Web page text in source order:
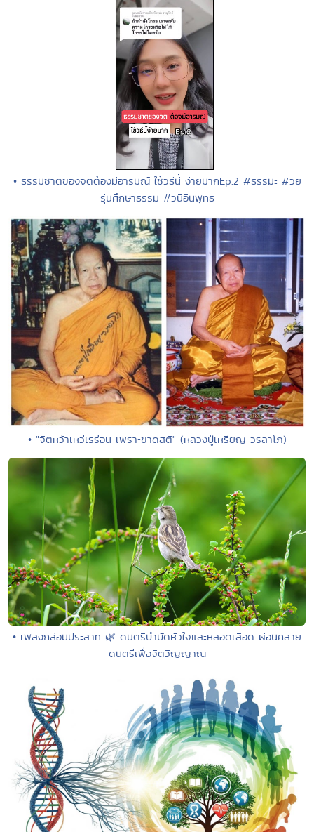
• ธรรมชาติของจิตต้องมีอารมณ์ ใช้วิธีนี้ ง่ายมากEp.2 #ธรรมะ #วัย
รุ่นศึกษาธรรม #วนิอินพุทธ
• "จิตหว้าเหว่เรร่อน เพราะขาดสติ" (หลวงปู่เหรียญ วรลาโภ)
• เพลงกล่อมประสาท 🌿 ดนตรีบำบัดหัวใจและหลอดเลือด ผ่อนคลาย
ดนตรีเพื่อจิตวิญญาณ